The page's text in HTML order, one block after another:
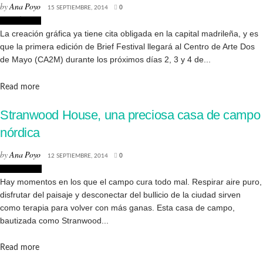
byAna Poyo 15 SEPTIEMBRE, 2014 0
La creación gráfica ya tiene cita obligada en la capital madrileña, y es
que la primera edición de Brief Festival llegará al Centro de Arte Dos
de Mayo (CA2M) durante los próximos días 2, 3 y 4 de...
Read moreDetails
Stranwood House, una preciosa casa de campo
nórdica
byAna Poyo 12 SEPTIEMBRE, 2014 0
Hay momentos en los que el campo cura todo mal. Respirar aire puro,
disfrutar del paisaje y desconectar del bullicio de la ciudad sirven
como terapia para volver con más ganas. Esta casa de campo,
bautizada como Stranwood...
Read moreDetails